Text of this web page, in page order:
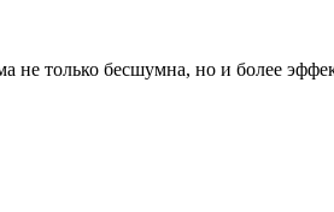
только бесшумна, но и более